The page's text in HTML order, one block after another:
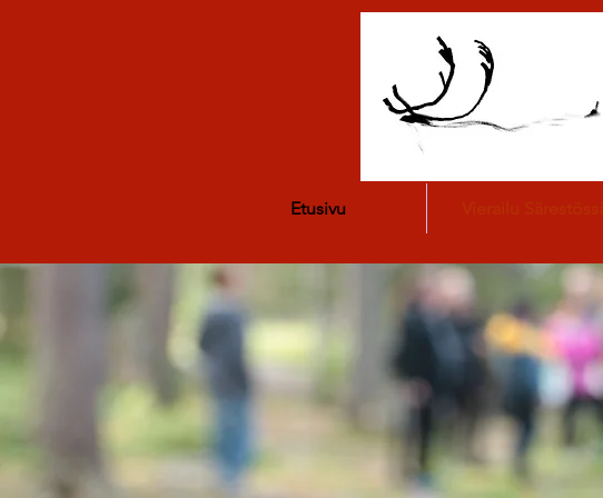
Etusivu